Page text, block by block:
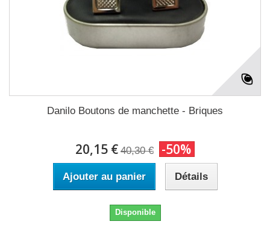
Danilo Boutons de manchette - Briques
20,15 € 40,30 € -50%
Ajouter au panier Détails
Disponible